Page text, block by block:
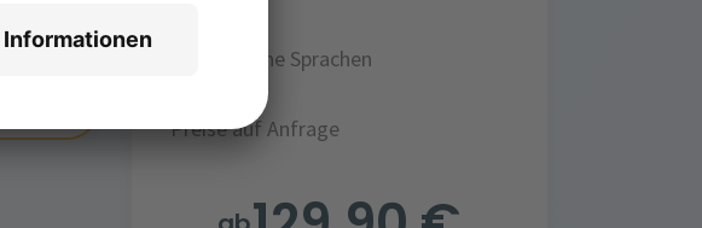
- Zusätzliche Sprachen
Preise auf Anfrage